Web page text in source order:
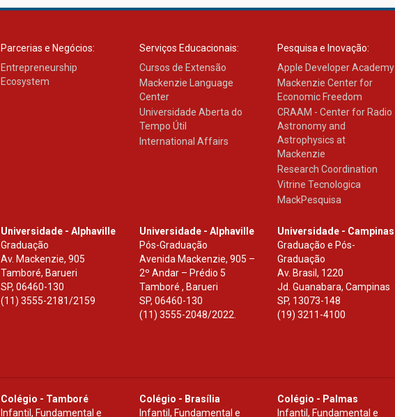
Parcerias e Negócios:
Entrepreneurship
Ecosystem
Serviços Educacionais:
Cursos de Extensão
Mackenzie Language
Center
Universidade Aberta do
Tempo Útil
International Affairs
Pesquisa e Inovação:
Apple Developer Academy
Mackenzie Center for
Economic Freedom
CRAAM - Center for Radio
Astronomy and
Astrophysics at
Mackenzie
Research Coordination
Vitrine Tecnologica
MackPesquisa
Universidade - Alphaville
Graduação
Av. Mackenzie, 905
Tamboré, Barueri
SP,06460-130
(11) 3555-2181/2159
Universidade - Alphaville
Pós-Graduação
Avenida Mackenzie, 905 –
2º Andar – Prédio 5
Tamboré , Barueri
SP, 06460-130
(11) 3555-2048/2022.
Universidade - Campinas
Graduação e Pós-
Graduação
Av. Brasil, 1220
Jd. Guanabara, Campinas
SP, 13073-148
(19) 3211-4100
Colégio - Tamboré
Infantil, Fundamental e
Colégio - Brasília
Infantil, Fundamental e
Colégio - Palmas
Infantil, Fundamental e